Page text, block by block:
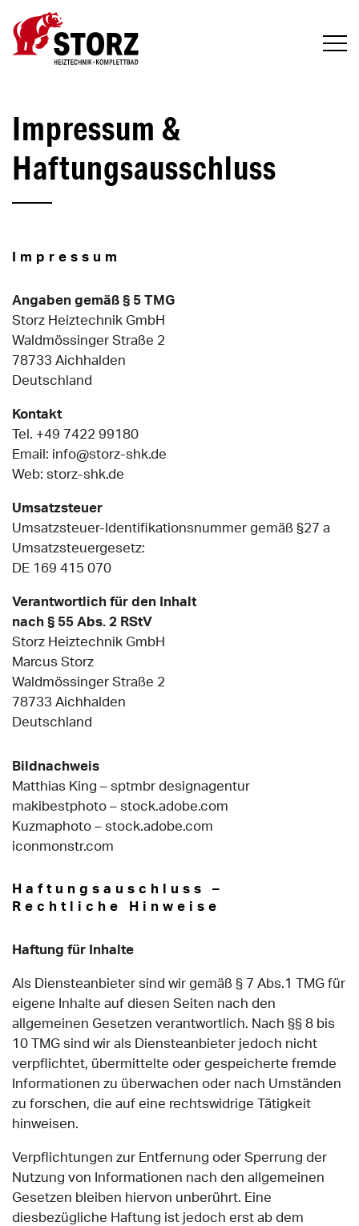
content
Impressum &
Haftungsausschluss
Impressum
Angaben gemäß § 5 TMG
Storz Heiztechnik GmbH
Waldmössinger Straße 2
78733 Aichhalden
Deutschland
Kontakt
Tel. +49 7422 99180
Email: info@storz-shk.de
Web: storz-shk.de
Umsatzsteuer
Umsatzsteuer-Identifikationsnummer gemäß §27 a
Umsatzsteuergesetz:
DE 169 415 070
Verantwortlich für den Inhalt
nach § 55 Abs. 2 RStV
Storz Heiztechnik GmbH
Marcus Storz
Waldmössinger Straße 2
78733 Aichhalden
Deutschland
Bildnachweis
Matthias King – sptmbr designagentur
makibestphoto – stock.adobe.com
Kuzmaphoto – stock.adobe.com
iconmonstr.com
Haftungsauschluss –
Rechtliche Hinweise
Haftung für Inhalte
Als Diensteanbieter sind wir gemäß § 7 Abs.1 TMG für
eigene Inhalte auf diesen Seiten nach den
allgemeinen Gesetzen verantwortlich. Nach §§ 8 bis
10 TMG sind wir als Diensteanbieter jedoch nicht
verpflichtet, übermittelte oder gespeicherte fremde
Informationen zu überwachen oder nach Umständen
zu forschen, die auf eine rechtswidrige Tätigkeit
hinweisen.
Verpflichtungen zur Entfernung oder Sperrung der
Nutzung von Informationen nach den allgemeinen
Gesetzen bleiben hiervon unberührt. Eine
diesbezügliche Haftung ist jedoch erst ab dem